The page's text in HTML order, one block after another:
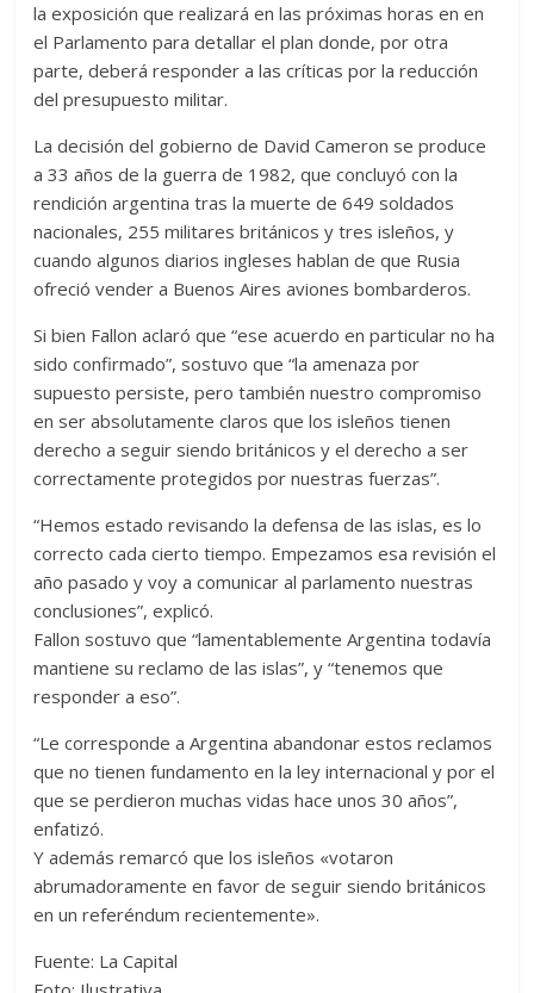
la exposición que realizará en las próximas horas en en
el Parlamento para detallar el plan donde, por otra
parte, deberá responder a las críticas por la reducción
del presupuesto militar.
La decisión del gobierno de David Cameron se produce
a 33 años de la guerra de 1982, que concluyó con la
rendición argentina tras la muerte de 649 soldados
nacionales, 255 militares británicos y tres isleños, y
cuando algunos diarios ingleses hablan de que Rusia
ofreció vender a Buenos Aires aviones bombarderos.
Si bien Fallon aclaró que “ese acuerdo en particular no ha
sido confirmado”, sostuvo que “la amenaza por
supuesto persiste, pero también nuestro compromiso
en ser absolutamente claros que los isleños tienen
derecho a seguir siendo británicos y el derecho a ser
correctamente protegidos por nuestras fuerzas”.
“Hemos estado revisando la defensa de las islas, es lo
correcto cada cierto tiempo. Empezamos esa revisión el
año pasado y voy a comunicar al parlamento nuestras
conclusiones”, explicó.
Fallon sostuvo que “lamentablemente Argentina todavía
mantiene su reclamo de las islas”, y “tenemos que
responder a eso”.
“Le corresponde a Argentina abandonar estos reclamos
que no tienen fundamento en la ley internacional y por el
que se perdieron muchas vidas hace unos 30 años”,
enfatizó.
Y además remarcó que los isleños «votaron
abrumadoramente en favor de seguir siendo británicos
en un referéndum recientemente».
Fuente: La Capital